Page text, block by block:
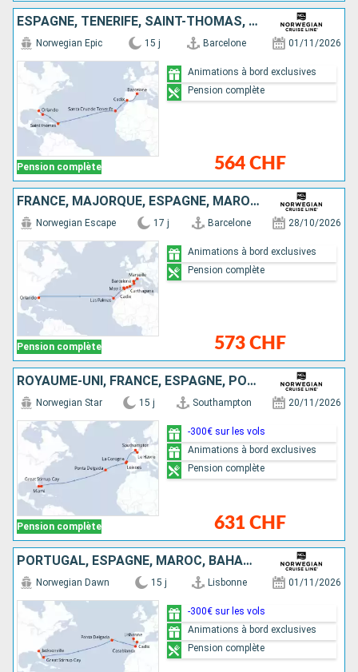
ESPAGNE, TENERIFE, SAINT-THOMAS, BAHAMAS, ÉTATS-UNIS
Pension complète
Norwegian Epic 15 j Barcelone 01/11/2026
564 CHF
Animations à bord exclusives
Pension complète
FRANCE, MAJORQUE, ESPAGNE, MAROC, ÉTATS-UNIS
Pension complète
Norwegian Escape 17 j Barcelone 28/10/2026
573 CHF
Animations à bord exclusives
Pension complète
ROYAUME-UNI, FRANCE, ESPAGNE, PORTUGAL, BAHAMAS, ÉTATS-UNIS
Pension complète
Norwegian Star 15 j Southampton 20/11/2026
631 CHF
-300€ sur les vols
Animations à bord exclusives
Pension complète
PORTUGAL, ESPAGNE, MAROC, BAHAMAS, ÉTATS-UNIS
Norwegian Dawn 15 j Lisbonne 01/11/2026
-300€ sur les vols
Animations à bord exclusives
Pension complète